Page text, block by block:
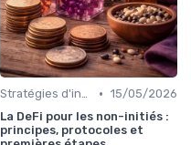
Stratégies d'investissement • 15/05/2026
La DeFi pour les non-initiés :
principes, protocoles et